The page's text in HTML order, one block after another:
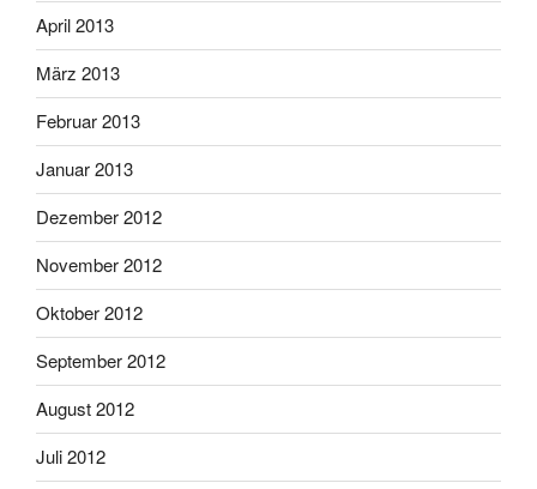
April 2013
März 2013
Februar 2013
Januar 2013
Dezember 2012
November 2012
Oktober 2012
September 2012
August 2012
Juli 2012